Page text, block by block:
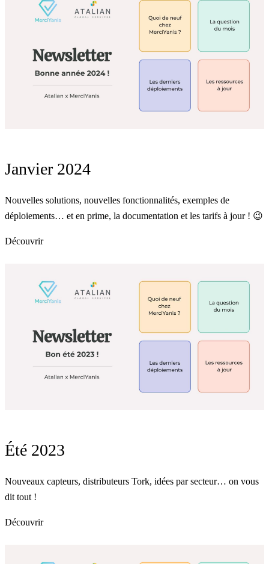
Janvier 2024
Nouvelles solutions, nouvelles fonctionnalités, exemples de
déploiements… et en prime, la documentation et les tarifs à jour ! 😉
Découvrir
Été 2023
Nouveaux capteurs, distributeurs Tork, idées par secteur… on vous
dit tout !
Découvrir